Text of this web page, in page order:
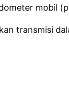
mobil
transmisi